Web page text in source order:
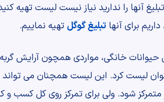
آنها را ندارید نیاز نیست لیست تهیه
برای آنها تبلیغ گوگل تهیه نماییم.
حیوانات خانگی، مواردی همچون آرایش
لیست کرد. این لیست همچنان می
متمرکز شود. ولی برای تمرکز روی کل